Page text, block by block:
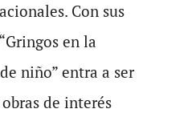
Con sus
en la
niño” entra a ser
de interés